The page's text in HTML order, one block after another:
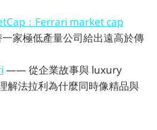
：Ferrari market cap
家極低產量公司給出遠高於傳
—— 從企業故事與 luxury
解法拉利為什麼同時像精品與